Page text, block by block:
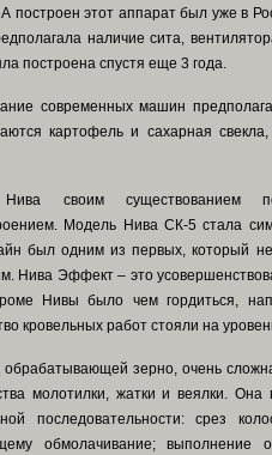
построен этот аппарат был уже в
наличие сита,
построена спустя еще 3 года.
современных машин
картофель и сахарная
своим существованием
Модель Нива СК-5 стала
был одним из первых, который
Нива Эффект – это
Нивы было чем гордиться,
кровельных работ стояли на
зерно, очень
молотилки, жатки и веялки.
последовательности: срез
обмолачивание;